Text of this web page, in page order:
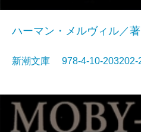
ハーマン・メルヴィル／
新潮文庫 978-4-10-